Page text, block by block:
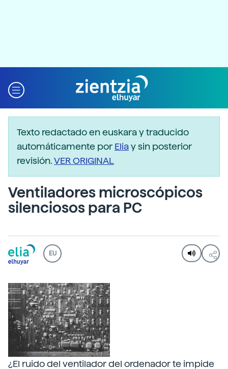
Texto redactado en euskara y traducido
automáticamente porEliay sin posterior
revisión.VER ORIGINAL
Ventiladores microscópicos
silenciosos para PC
EU
¿El ruido del ventilador del ordenador te impide